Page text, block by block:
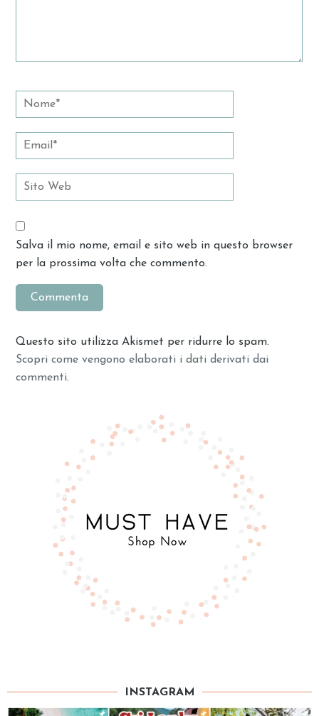
Salva il mio nome, email e sito web in questo browser
per la prossima volta che commento.
Questo sito utilizza Akismet per ridurre lo spam.
Scopri come vengono elaborati i dati derivati dai
commenti.
INSTAGRAM